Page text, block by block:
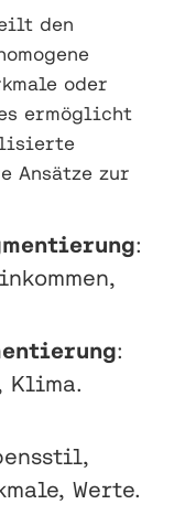
den
oder
ermöglicht
Ansätze zur
:
:
Klima.
Werte.